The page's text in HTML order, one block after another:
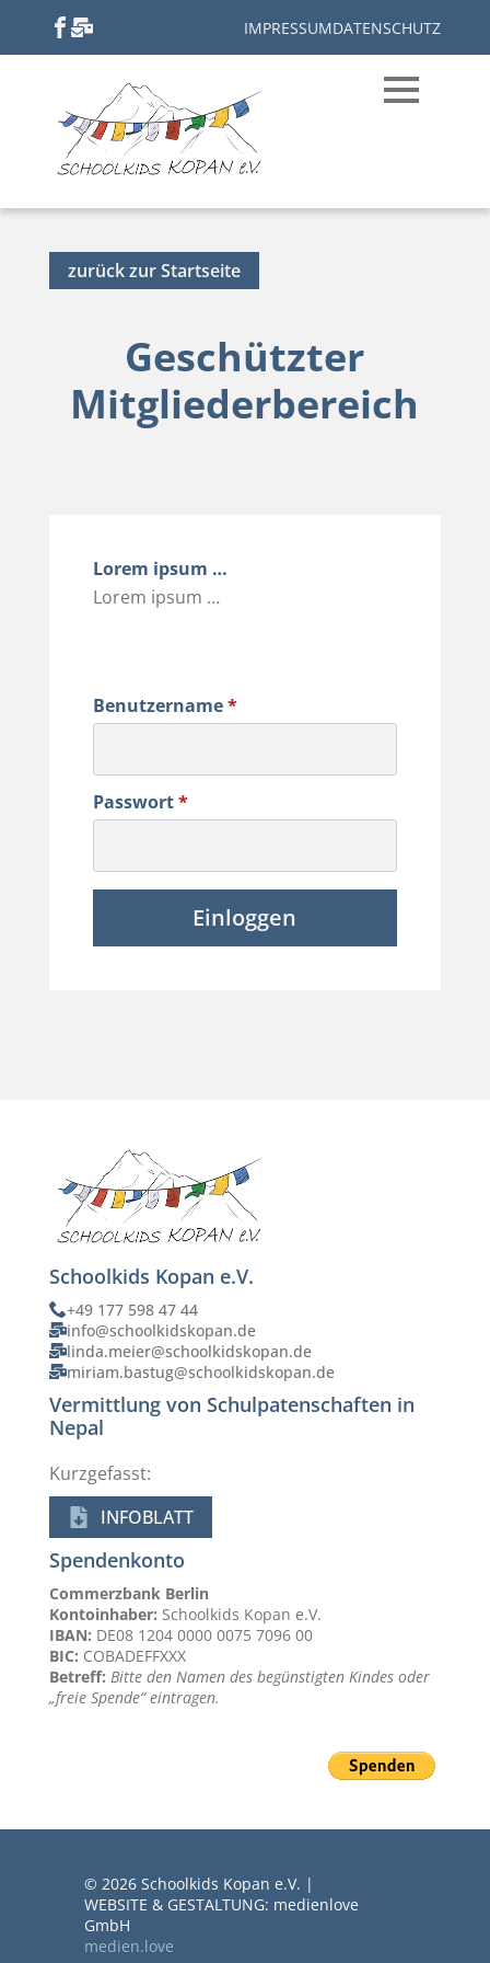
IMPRESSUMDATENSCHUTZ
zurück zur Startseite
Geschützter
Mitgliederbereich
Lorem ipsum …
Lorem ipsum …
Benutzername*
Passwort*
Einloggen
Schoolkids Kopan e.V.
+49 177 598 47 44
info@schoolkidskopan.de
linda.meier@schoolkidskopan.de
miriam.bastug@schoolkidskopan.de
Vermittlung von Schulpatenschaften in
Nepal
Kurzgefasst:
INFOBLATT
Spendenkonto
Commerzbank Berlin
Kontoinhaber: Schoolkids Kopan e.V.
IBAN: DE08 1204 0000 0075 7096 00
BIC: COBADEFFXXX
Betreff: Bitte den Namen des begünstigten Kindes oder
„freie Spende“ eintragen.
© 2026 Schoolkids Kopan e.V. |
WEBSITE & GESTALTUNG: medienlove
GmbH
medien.love